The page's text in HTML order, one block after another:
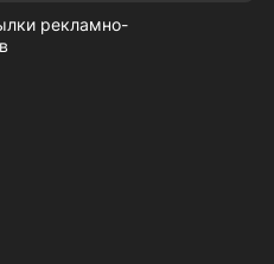
рекламно-